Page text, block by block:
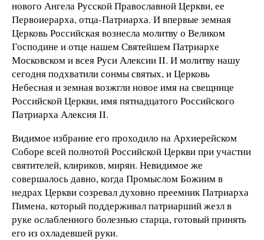
нового Ангела Русской Православной Церкви, ее
Первоиерарха, отца-Патриарха. И впервые земная
Церковь Российская вознесла молитву о Великом
Господине и отце нашем Святейшем Патриархе
Московском и всея Руси Алексии II. И молитву нашу
сегодня подхватили сонмы святых, и Церковь
Небесная и земная возжгли новое имя на свещнице
Российской Церкви, имя пятнадцатого Российского
Патриарха Алексия II.
Видимое избрание его проходило на Архиерейском
Соборе всей полнотой Российской Церкви при участии
святителей, клириков, мирян. Невидимое же
совершалось давно, когда Промыслом Божиим в
недрах Церкви созревал духовно преемник Патриарха
Пимена, который поддерживал патриарший жезл в
руке ослабленного болезнью старца, готовый принять
его из охладевшей руки.